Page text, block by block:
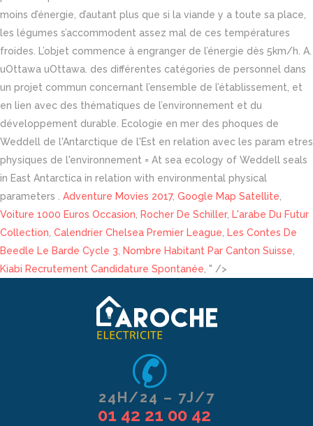
Adventure Movies 2017, Google Map Satellite
Voiture 1000 Euros Occasion
Rocher De Schiller, L'arabe Du Futur
Collection Calendrier Chelsea Premier League
Les Contes De
Beedle Le Barde Cycle 3
Nombre Habitant Par Canton Suisse
Kiabi Recrutement Candidature Spontanée , " />
24H/24 – 7J/7
01 42 21 00 42